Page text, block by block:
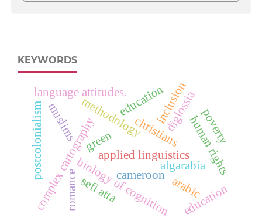
KEYWORDS
applied linguistics
methodology
complex cartographybiology of cognition
christians
muslims
arabic
algarabía
romance
diglossia
language attitudes.
human rights
education
cameroon
postcolonialism
sefi atta
green
inclusion
education
poverty